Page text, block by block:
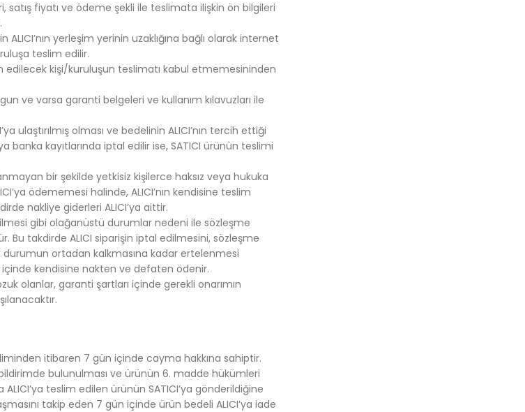
fiyatı ve ödeme şekli ile teslimata ilişkin ön bilgileri
yerleşim yerinin uzaklığına bağlı olarak internet
teslim edilir.
edilecek kişi/kuruluşun teslimatı kabul etmemesininden
ve varsa garanti belgeleri ve kullanım kılavuzları ile
ulaştırılmış olması ve bedelinin ALICI’nın tercih ettiği
kayıtlarında iptal edilir ise, SATICI ürünün teslimi
bir şekilde yetkisiz kişilerce haksız veya hukuka
ödememesi halinde, ALICI’nın kendisine teslim
nakliye giderleri ALICI’ya aittir.
gibi olağanüstü durumlar nedeni ile sözleşme
Bu takdirde ALICI siparişin iptal edilmesini, sözleşme
ortadan kalkmasına kadar ertelenmesi
içinde kendisine nakten ve defaten ödenir.
olanlar, garanti şartları içinde gerekli onarımın
itibaren 7 gün içinde cayma hakkına sahiptir.
bulunulması ve ürünün 6. madde hükümleri
teslim edilen ürünün SATICI’ya gönderildiğine
takip eden 7 gün içinde ürün bedeli ALICI’ya iade